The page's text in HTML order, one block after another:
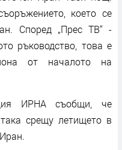
което се
Според „Прес ТВ“ -
ръководство, това е
от началото на
ИРНА съобщи, че
срещу летището в